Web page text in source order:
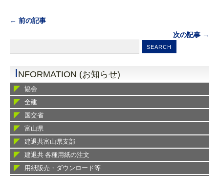
← 前の記事
次の記事 →
INFORMATION (お知らせ)
協会
全建
国交省
富山県
建退共富山県支部
建退共 各種用紙の注文
用紙販売・ダウンロード等